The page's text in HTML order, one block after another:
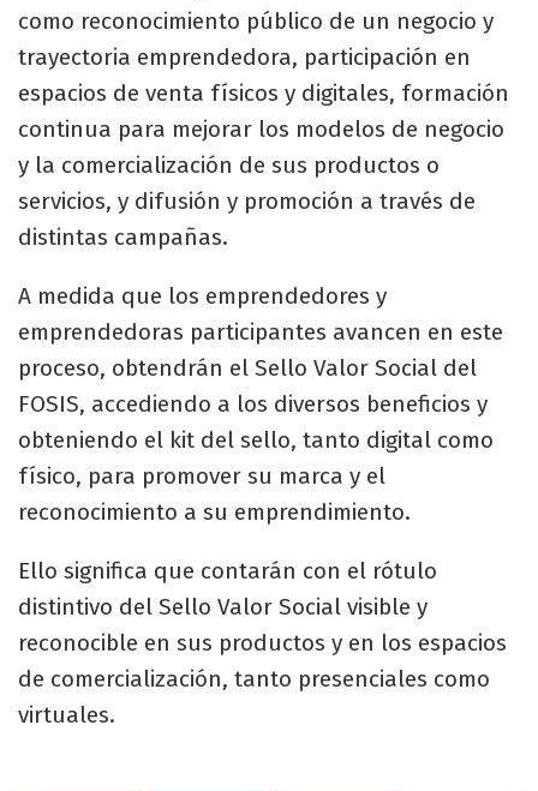
como reconocimiento público de un negocio y
trayectoria emprendedora, participación en
espacios de venta físicos y digitales, formación
continua para mejorar los modelos de negocio
y la comercialización de sus productos o
servicios, y difusión y promoción a través de
distintas campañas.
A medida que los emprendedores y
emprendedoras participantes avancen en este
proceso, obtendrán el Sello Valor Social del
FOSIS, accediendo a los diversos beneficios y
obteniendo el kit del sello, tanto digital como
físico, para promover su marca y el
reconocimiento a su emprendimiento.
Ello significa que contarán con el rótulo
distintivo del Sello Valor Social visible y
reconocible en sus productos y en los espacios
de comercialización, tanto presenciales como
virtuales.